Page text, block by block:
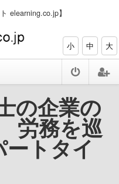
elearning.co.jp】
小 中 大
の企業の
労務を巡
ートタイ